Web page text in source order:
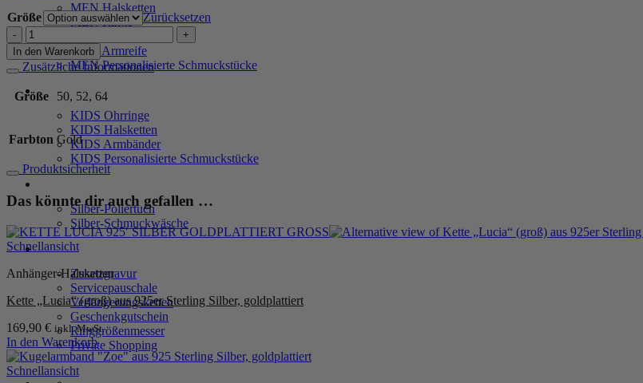
MEN Halsketten
MEN Ringe
MEN Armreife
MEN Personalisierte Schmuckstücke
KIDS
KIDS Ohrringe
KIDS Halsketten
KIDS Armbänder
KIDS Personalisierte Schmuckstücke
Silber-Poliertuch
Silber-Schmuckwäsche
SERVICE
Zusatzgravur
Servicepauschale
Verlängerungsketten
Geschenkgutschein
Ringgrößenmesser
Private Shopping
Größe
Zurücksetzen
Ring
"Sahara"
aus
925
Sterling
Silber,
goldplattiert
Menge
In den Warenkorb
Zusätzliche Informationen
Größe 50, 52, 64
Farbton Gold
Produktsicherheit
Das könnte dir auch gefallen …
Schnellansicht
Anhänger-Halsketten
Kette „Lucia“ (groß) aus 925er Sterling Silber, goldplattiert
169,90 € inkl. MwSt.
In den Warenkorb
Schnellansicht